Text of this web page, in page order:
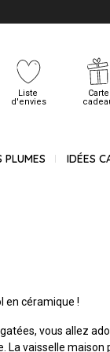
Liste
d'envies
Carte
PLUMES IDÉES
en céramique !
vous allez
La vaisselle